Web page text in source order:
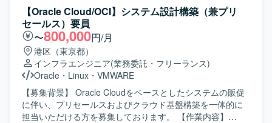
をもとにしたHTML/CSSでの実装や、既存ページの調整・
改修を中心にご対応いただきます。 【求める人物像】 サイ
トの目的や構成を理解しながら、丁寧かつ正確にコーディ
ングができる方を求めております。コミュニケーションを
取りながら柔軟に対応いただける方ですと望ましいです。
【ポジションの魅力】 教育関連のWEBサイトに継続的に関
わることで、サイト全体の構造や運用方針を踏まえたコー
ディングスキルを身につけていただけます。デザイン意図
を反映した実装に携わることで、より実務的なフロントエ
ンドスキルの向上が期待できます。 【開発環境】
【Oracle Cloud/OCI】システム設計構築（兼プリ
セールス）要員
〜800,000円/月
港区（東京都）
インフラエンジニア(業務委託・フリーランス)
Oracle ・ Linux ・ VMWARE
【募集背景】 Oracle Cloudをベースとしたシステムの販促
に伴い、プリセールスおよびクラウド基盤構築を一体的に
担当いただける方を募集しております。 【作業内容】